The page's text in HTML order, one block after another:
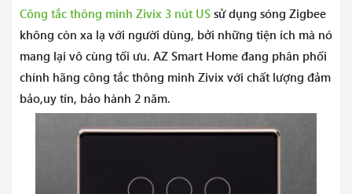
Công tắc thông minh Zivix 3 nút US sử dụng sóng Zigbee
không còn xa lạ với người dùng, bởi những tiện ích mà nó
mang lại vô cùng tối ưu. AZ Smart Home đang phân phối
chính hãng công tắc thông minh Zivix với chất lượng đảm
bảo,uy tín, bảo hành 2 năm.